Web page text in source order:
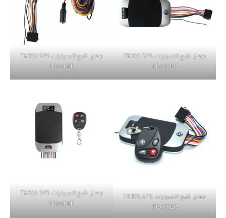
جهاز تتبع السيارات TK303 GPS
TRACKER
جهاز تتبع السيارات TK303 GPS
TRACKER
جهاز تتبع السيارات TK303 GPS
TRACKER
جهاز تتبع السيارات TK303 GPS
TRACKER